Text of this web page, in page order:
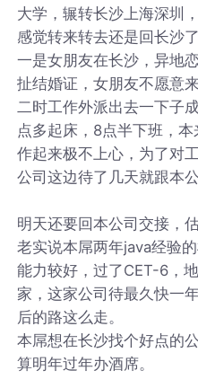
大学，辗转长沙上海深圳
感觉转来转去还是回长沙了
一是女朋友在长沙，异地
扯结婚证，女朋友不愿意
二时工作外派出去一下子
点多起床，8点半下班，
作起来极不上心，为了对
公司这边待了几天就跟本
明天还要回本公司交接，
老实说本屌两年java经验
能力较好，过了CET-6，
家，这家公司待最久快一
后的路这么走。
本屌想在长沙找个好点的
算明年过年办酒席。